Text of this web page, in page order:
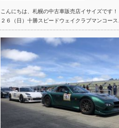
こんにちは、札幌の中古車販売店イサイズです！
２６（日）十勝スピードウェイクラブマンコース